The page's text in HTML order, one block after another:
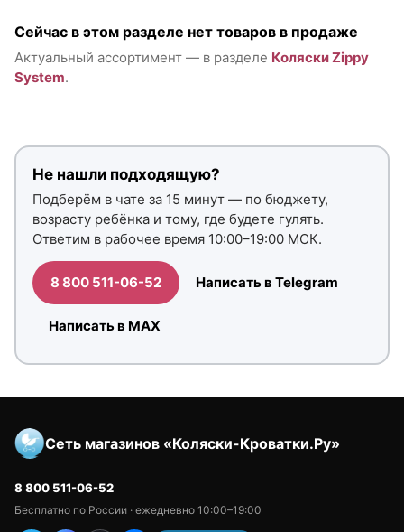
Сейчас в этом разделе нет товаров в продаже
Актуальный ассортимент — в разделе Коляски Zippy
System.
Не нашли подходящую?
Подберём в чате за 15 минут — по бюджету,
возрасту ребёнка и тому, где будете гулять.
Ответим в рабочее время 10:00–19:00 МСК.
8 800 511-06-52 Написать в Telegram
Написать в MAX
Сеть магазинов «Коляски-Кроватки.Ру»
8 800 511-06-52
Бесплатно по России · ежедневно 10:00–19:00